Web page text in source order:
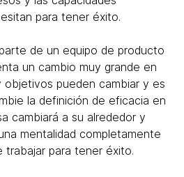
para tener éxito.
de un equipo de producto
un cambio muy grande en
objetivos pueden cambiar y es
la definición de eficacia en
cambiará a su alrededor y
mentalidad completamente
trabajar para tener éxito.